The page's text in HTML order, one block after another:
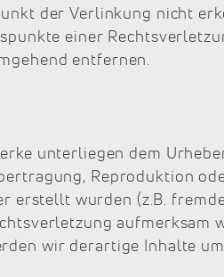
der Verlinkung nicht
einer
entfernen.
unterliegen dem
Reproduktion
erstellt wurden (z.B.
aufmerksam
wir derartige Inhalte